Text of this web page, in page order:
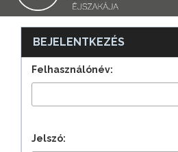
BEJELENTKEZÉS
Felhasználónév:
Jelszó: